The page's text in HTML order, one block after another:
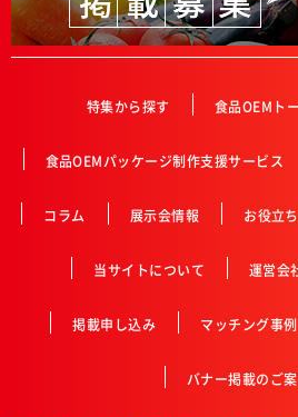
特集から探す 食品OEMト
食品OEMパッケージ制作支援サービス
コラム 展示会情報 お役立
当サイトについて 運営会
掲載申し込み マッチング事例
バナー掲載のご